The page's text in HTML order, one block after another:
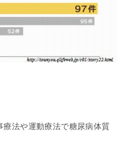
療法や運動療法で糖尿病体質